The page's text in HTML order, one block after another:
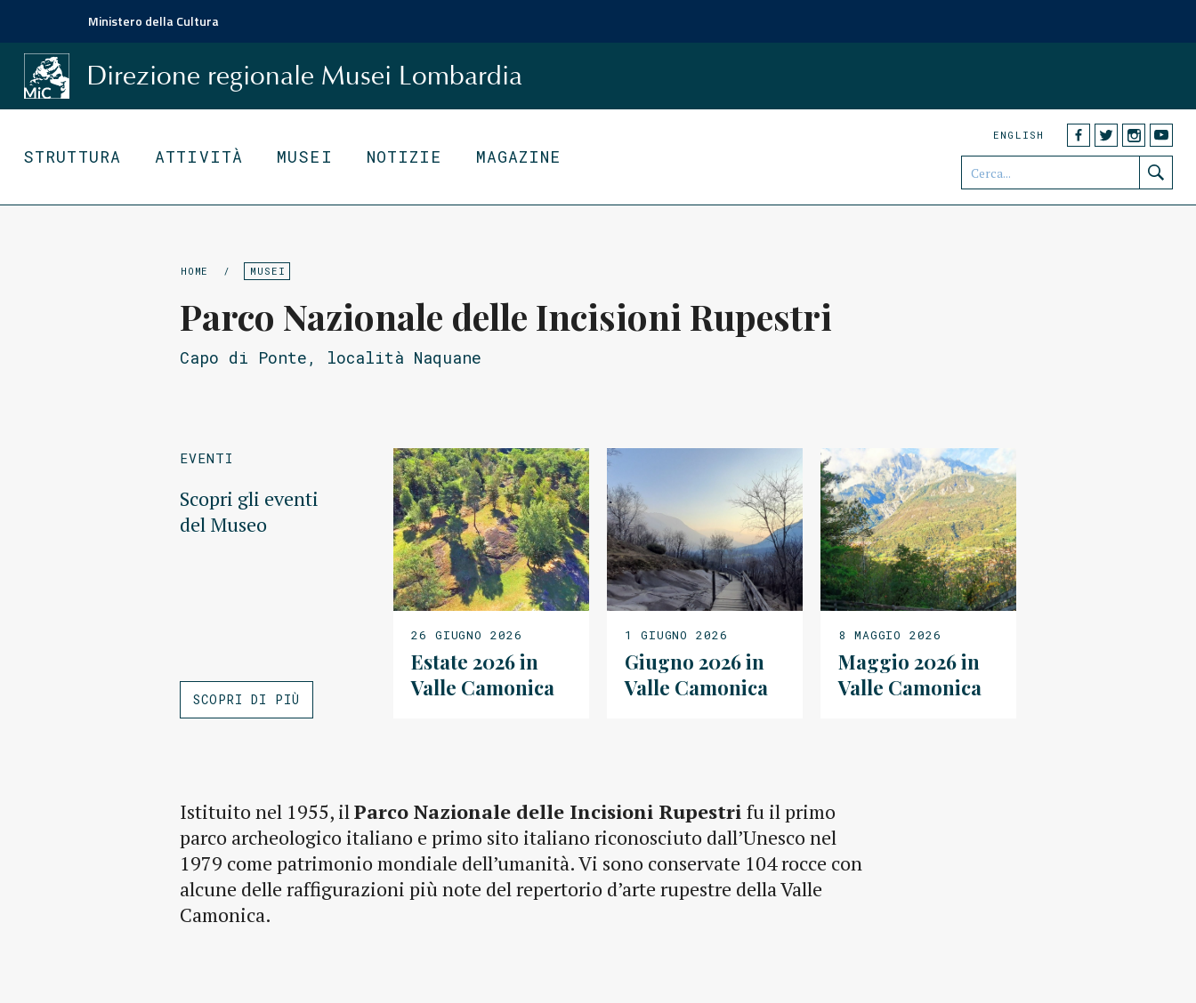
Ministero della Cultura
Direzione regionale Musei Lombardia
STRUTTURA ATTIVITÀ MUSEI NOTIZIE MAGAZINE
ENGLISH
HOME / MUSEI
Parco Nazionale delle Incisioni Rupestri
Capo di Ponte, località Naquane
EVENTI
Scopri gli eventi
del Museo
26 GIUGNO 2026
Estate 2026 in
Valle Camonica
1 GIUGNO 2026
Giugno 2026 in
Valle Camonica
8 MAGGIO 2026
Maggio 2026 in
Valle Camonica
SCOPRI DI PIÙ
Istituito nel 1955, ilParco Nazionale delle Incisioni Rupestri fu il primo
parco archeologico italiano e primo sito italiano riconosciuto dall’Unesco nel
1979 come patrimonio mondiale dell’umanità. Vi sono conservate 104 rocce con
alcune delle raffigurazioni più note del repertorio d’arte rupestre della Valle
Camonica.